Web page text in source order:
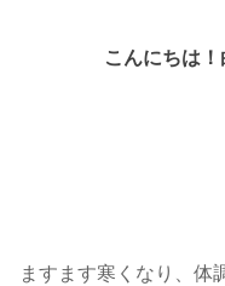
こんにちは
ますます寒くなり、体